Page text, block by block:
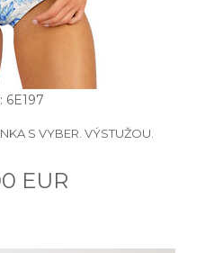
6E197
S VYBER. VÝSTUŽOU.
EUR